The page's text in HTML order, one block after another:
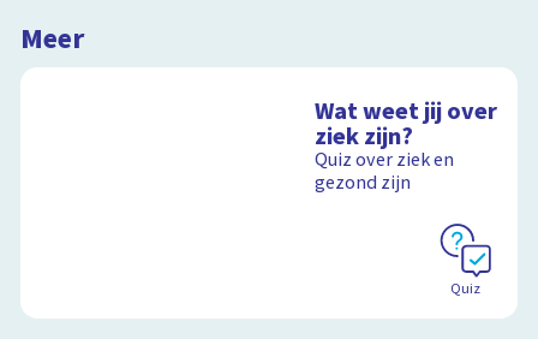
Meer
Wat weet jij over
ziek zijn?
Quiz over ziek en
gezond zijn
Quiz